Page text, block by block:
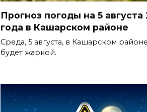
Прогноз погоды на 5 августа
года в Кашарском районе
Среда, 5 августа, в Кашарском районе
будет жаркой.